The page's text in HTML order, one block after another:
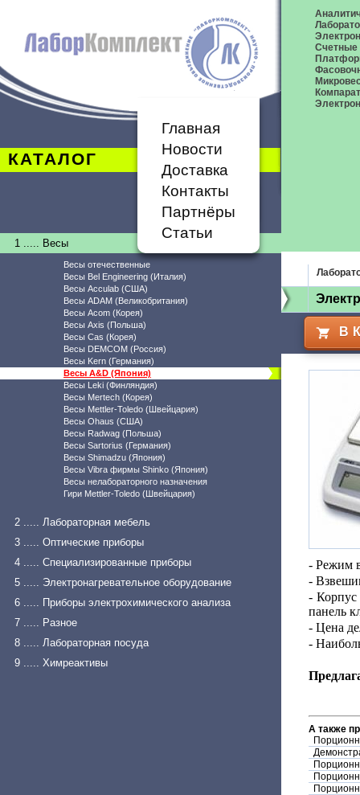
КАТАЛОГ
Главная
Новости
Доставка
Контакты
Партнёры
Статьи
1 ..... Весы
Весы отечественные
Весы Bel Engineering (Италия)
Весы Acculab (США)
Весы ADAM (Великобритания)
Весы Acom (Корея)
Весы Axis (Польша)
Весы Cas (Корея)
Весы DEMCOM (Россия)
Весы Kern (Германия)
Весы A&D (Япония)
Весы Leki (Финляндия)
Весы Mertech (Корея)
Весы Mettler-Toledo (Швейцария)
Весы Ohaus (США)
Весы Radwag (Польша)
Весы Sartorius (Германия)
Весы Shimadzu (Япония)
Весы Vibra фирмы Shinko (Япония)
Весы нелабораторного назначения
Гири Mettler-Toledo (Швейцария)
2 ..... Лабораторная мебель
3 ..... Оптические приборы
4 ..... Специализированные приборы
5 ..... Электронагревательное оборудование
6 ..... Приборы электрохимического анализа
7 ..... Разное
8 ..... Лабораторная посуда
9 ..... Химреактивы
Счетные
В
- Режим
-
- Корпус
панель
- Цена
-
А также